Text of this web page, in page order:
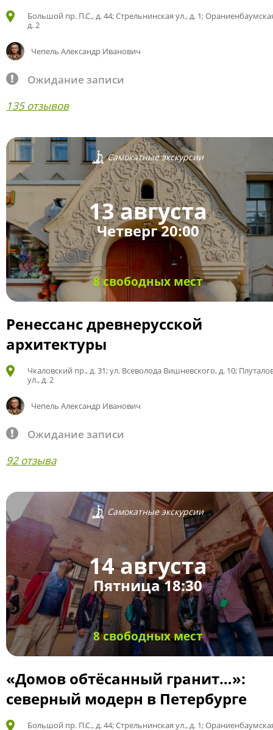
Большой пр. П.С., д. 44; Стрельнинская ул., д. 1;
д. 2
Чепель Александр Иванович
Ожидание записи
135 отзывов
Самокатные экскурсии
13 августа
Четверг 20:00
8 свободных мест
Ренессанс древнерусской
архитектуры
Чкаловский пр., д. 31; ул. Всеволода Вишневского, д. 10;
ул., д. 2
Чепель Александр Иванович
Ожидание записи
92 отзыва
Самокатные экскурсии
14 августа
Пятница 18:30
8 свободных мест
«Домов обтёсанный гранит…»:
северный модерн в Петербурге
Большой пр. П.С., д. 44; Стрельнинская ул., д. 1;